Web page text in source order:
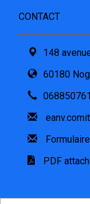
CONTACT
148
60180
PDF